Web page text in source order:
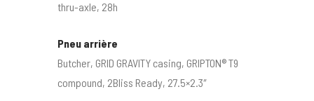
thru-axle, 28h
Pneu arrière
Butcher, GRID GRAVITY casing, GRIPTON® T9
compound, 2Bliss Ready, 27.5×2.3″